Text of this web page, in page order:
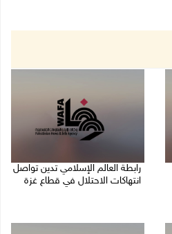
رابطة العالم الإسلامي تدين تواصل
انتهاكات الاحتلال في قطاع غزة